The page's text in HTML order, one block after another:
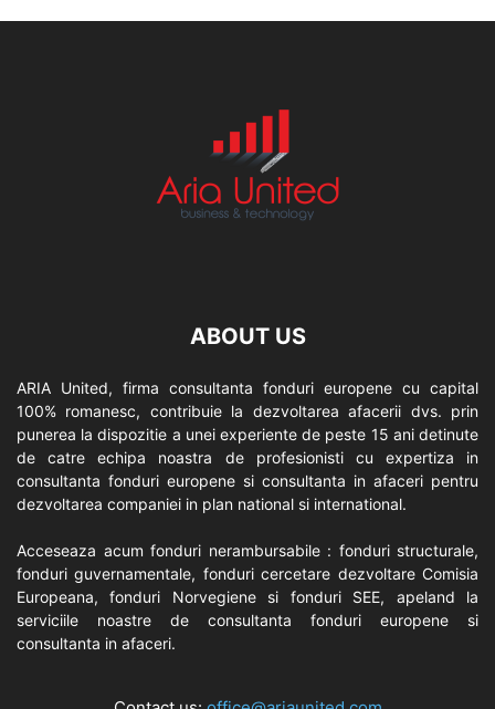
ABOUT US
ARIA United, firma consultanta fonduri europene cu capital
100% romanesc, contribuie la dezvoltarea afacerii dvs. prin
punerea la dispozitie a unei experiente de peste 15 ani detinute
de catre echipa noastra de profesionisti cu expertiza in
consultanta fonduri europene si consultanta in afaceri pentru
dezvoltarea companiei in plan national si international.
Acceseaza acum fonduri nerambursabile : fonduri structurale,
fonduri guvernamentale, fonduri cercetare dezvoltare Comisia
Europeana, fonduri Norvegiene si fonduri SEE, apeland la
serviciile noastre de consultanta fonduri europene si
consultanta in afaceri.